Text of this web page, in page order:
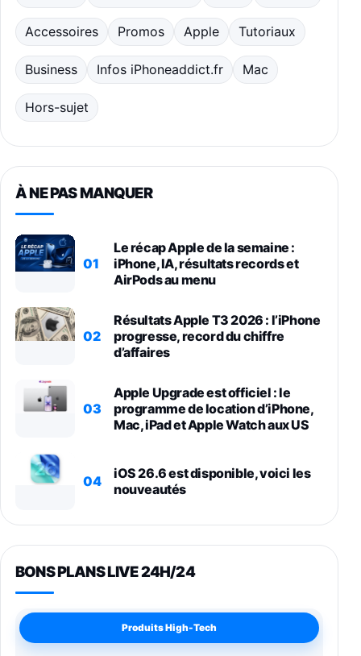
Accessoires Promos Apple Tutoriaux
Business Infos iPhoneaddict.fr Mac
Hors-sujet
À NE PAS MANQUER
01
Le récap Apple de la semaine :
iPhone, IA, résultats records et
AirPods au menu
02
Résultats Apple T3 2026 : l’iPhone
progresse, record du chiffre
d’affaires
03
Apple Upgrade est officiel : le
programme de location d’iPhone,
Mac, iPad et Apple Watch aux US
04
iOS 26.6 est disponible, voici les
nouveautés
BONS PLANS LIVE 24H/24
Produits High-Tech